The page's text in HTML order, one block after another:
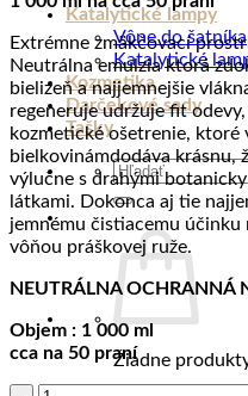
Katalytické lampy
Vône do šatníka
Katalytické
Kozmetika
Darčekové sady
Tašky
Hľadať:
Žiadne
Extrémne zmäkčovací
Neutrálna emulzia ktorá
bielizeň a najjemnejšie
regeneruje udržuje fit
kozmetické ošetrenie, ktoré
bielkovinámdodáva krásnu,
výlučne s drahými
látkami. Dokonca aj tie
jemnému čistiacemu účinku
vôňou práškovej ruže.
NEUTRÁLNA OCHRANNÁ
Objem : 1 000 ml
cca na 50 praní